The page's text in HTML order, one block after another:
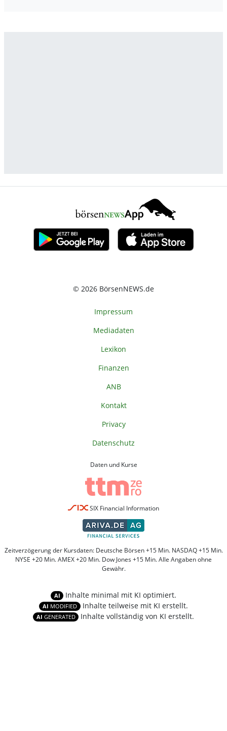
© 2026 BörsenNEWS.de
Impressum
Mediadaten
Lexikon
Finanzen
ANB
Kontakt
Privacy
Datenschutz
Daten und Kurse
SIX Financial Information
Zeitverzögerung der Kursdaten: Deutsche Börsen +15 Min. NASDAQ +15 Min.
NYSE +20 Min. AMEX +20 Min. Dow Jones +15 Min. Alle Angaben ohne
Gewähr.
AI Inhalte minimal mit KI optimiert.
AI MODIFIED Inhalte teilweise mit KI erstellt.
AI GENERATED Inhalte vollständig von KI erstellt.